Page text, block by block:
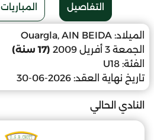
التفاصيل المباريات
الميلاد: Ouargla, AIN BEIDA
الجمعة 3 أفريل 2009
(17 سنة)
الفئة: U18
تاريخ نهاية العقد: 2026-06-30
النادي الحالي